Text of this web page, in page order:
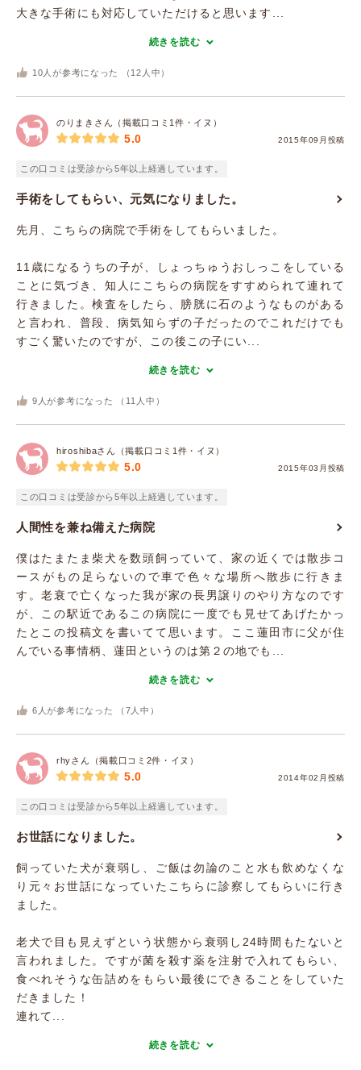
大きな手術にも対応していただけると思います...
続きを読む
10 人が参考になった （ 12 人中）
のりまきさん（掲載口コミ1件・イヌ）
2015年09月投稿
5.0
この口コミは受診から5年以上経過しています。
手術をしてもらい、元気になりました。
先月、こちらの病院で手術をしてもらいました。
11歳になるうちの子が、しょっちゅうおしっこをしている
ことに気づき、知人にこちらの病院をすすめられて連れて
行きました。検査をしたら、膀胱に石のようなものがある
と言われ、普段、病気知らずの子だったのでこれだけでも
すごく驚いたのですが、この後この子にい...
続きを読む
9 人が参考になった （ 11 人中）
hiroshibaさん（掲載口コミ1件・イヌ）
2015年03月投稿
5.0
この口コミは受診から5年以上経過しています。
人間性を兼ね備えた病院
僕はたまたま柴犬を数頭飼っていて、家の近くでは散歩コ
ースがもの足らないので車で色々な場所へ散歩に行きま
す。老衰で亡くなった我が家の長男譲りのやり方なのです
が、この駅近であるこの病院に一度でも見せてあげたかっ
たとこの投稿文を書いてて思います。ここ蓮田市に父が住
んでいる事情柄、蓮田というのは第２の地でも...
続きを読む
6 人が参考になった （ 7 人中）
rhyさん（掲載口コミ2件・イヌ）
2014年02月投稿
5.0
この口コミは受診から5年以上経過しています。
お世話になりました。
飼っていた犬が衰弱し、ご飯は勿論のこと水も飲めなくな
り元々お世話になっていたこちらに診察してもらいに行き
ました。
老犬で目も見えずという状態から衰弱し24時間もたないと
言われました。ですが菌を殺す薬を注射で入れてもらい、
食べれそうな缶詰めをもらい最後にできることをしていた
だきました！
連れて...
続きを読む